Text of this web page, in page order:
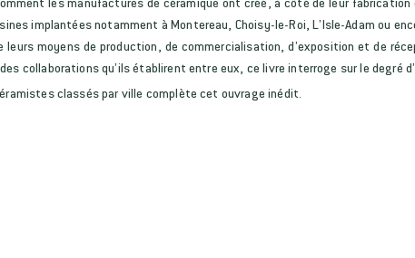
implantées notamment à Montereau, Choisy-le-Roi, L’Isle-Adam ou
leurs moyens de production, de commercialisation, d’exposition et de
collaborations qu’ils établirent entre eux, ce livre interroge sur le degré
classés par ville complète cet ouvrage inédit.